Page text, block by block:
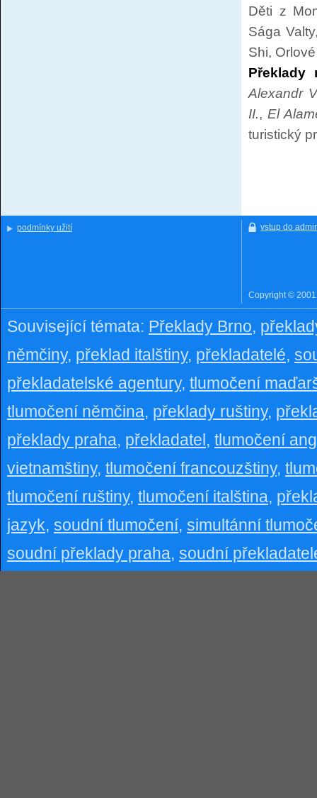
Děti z
Sága
Shi,
Překlady
Alexandr
II., El
turistický
podmínky užití vstup do
Copyright ©
Související témata: Překlady Brno,
němčiny, překlad italštiny, překladatelé,
překladatelské agentury, tlumočení
tlumočení němčina, překlady ruštiny,
překlady praha, překladatel, tlumočení
vietnamštiny, tlumočení francouzštiny,
tlumočení ruštiny, tlumočení italština,
jazyk, soudní tlumočení, simultánní
soudní překlady praha, soudní